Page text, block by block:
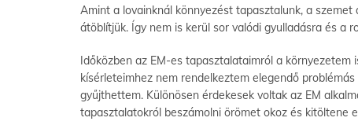
Amint a lovainknál könnyezést tapasztalunk, a
átöblítjük. Így nem is kerül sor valódi gyulladásra és a
Időközben az EM-es tapasztalataimról a
kísérleteimhez nem rendelkeztem elegendő
gyűjthettem. Különösen érdekesek voltak az EM
tapasztalatokról beszámolni örömet okoz és kitöltene